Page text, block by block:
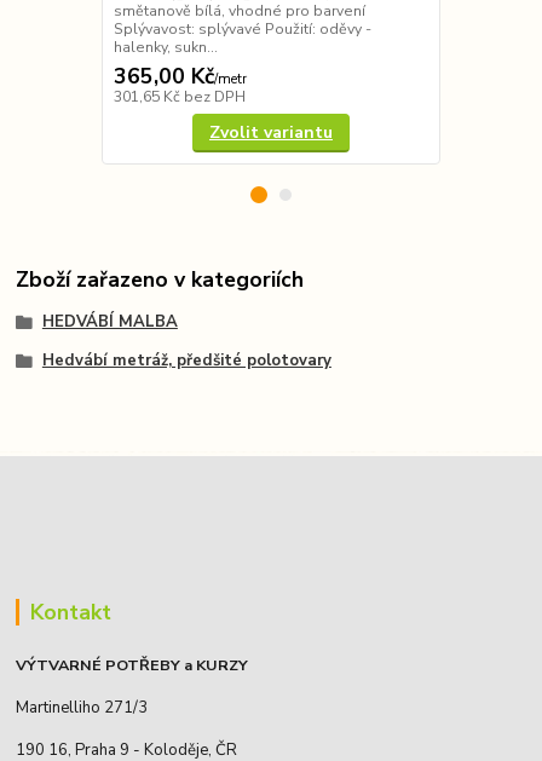
smětanově bílá, vhodné pro barvení
Splývavost: splývavé Použití: oděvy -
halenky, sukn...
365,00 Kč/metr
301,65 Kč bez DPH
Zvolit variantu
Zboží zařazeno v kategoriích
HEDVÁBÍ MALBA
Hedvábí metráž, předšité polotovary
Kontakt
VÝTVARNÉ POTŘEBY a KURZY
Martinelliho 271/3
190 16, Praha 9 - Koloděje, ČR